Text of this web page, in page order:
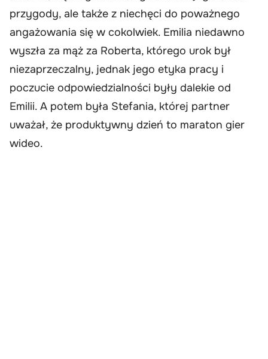
przygody, ale także z niechęci do poważnego
angażowania się w cokolwiek. Emilia niedawno
wyszła za mąż za Roberta, którego urok był
niezaprzeczalny, jednak jego etyka pracy i
poczucie odpowiedzialności były dalekie od
Emilii. A potem była Stefania, której partner
uważał, że produktywny dzień to maraton gier
wideo.